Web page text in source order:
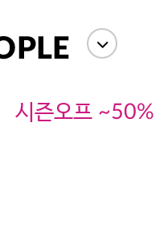
시즌오프 ~50%